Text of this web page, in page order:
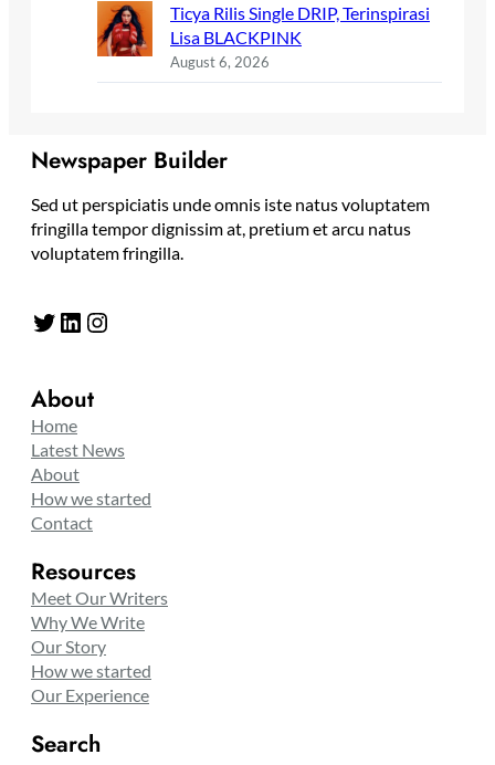
Ticya Rilis Single DRIP, Terinspirasi
Lisa BLACKPINK
August 6, 2026
Newspaper Builder
Sed ut perspiciatis unde omnis iste natus voluptatem
fringilla tempor dignissim at, pretium et arcu natus
voluptatem fringilla.
Twitter LinkedIn Instagram
About
Home
Latest News
About
How we started
Contact
Resources
Meet Our Writers
Why We Write
Our Story
How we started
Our Experience
Search